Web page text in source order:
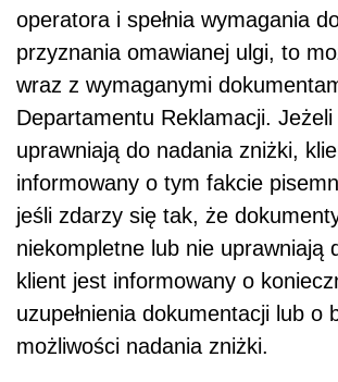
operatora i spełnia wymagania
przyznania omawianej ulgi, to
wraz z wymaganymi
Departamentu Reklamacji.
uprawniają do nadania zniżki,
informowany o tym fakcie
jeśli zdarzy się tak, że
niekompletne lub nie uprawniają
klient jest informowany o
uzupełnienia dokumentacji lub o
możliwości nadania zniżki.